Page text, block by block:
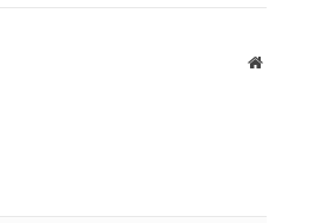
Website